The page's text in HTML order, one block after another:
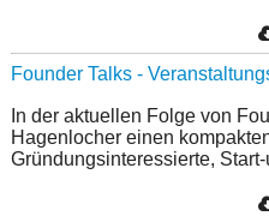
Founder Talks -
In der aktuellen Folge von
Hagenlocher einen
Gründungsinteressierte,